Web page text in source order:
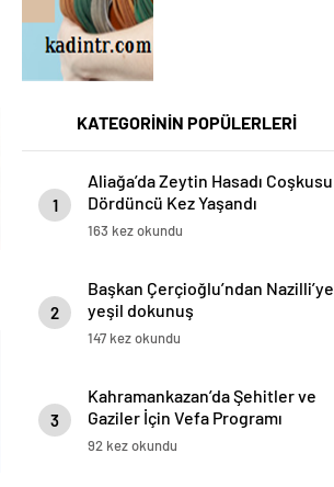
KATEGORİNİN POPÜLERLERİ
1
Aliağa’da Zeytin Hasadı Coşkusu
Dördüncü Kez Yaşandı
163 kez okundu
2
Başkan Çerçioğlu’ndan Nazilli’ye
yeşil dokunuş
147 kez okundu
3
Kahramankazan’da Şehitler ve
Gaziler İçin Vefa Programı
92 kez okundu